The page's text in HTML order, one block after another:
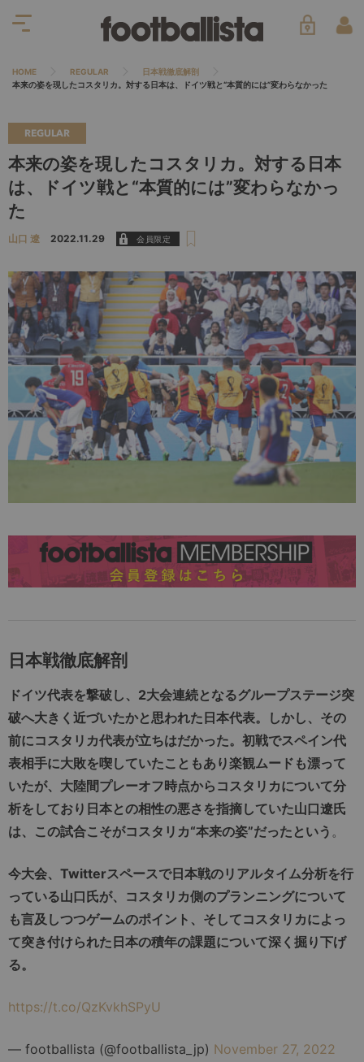
HOME REGULAR
日本戦徹底解剖
本来の姿を現したコスタリカ。対する日本は、ドイツ戦と“本質的には”変わらなかった
REGULAR
本来の姿を現したコスタリカ。対する日本
は、ドイツ戦と“本質的には”変わらなかっ
た
山口 遼 2022.11.29
日本戦徹底解剖
ドイツ代表を撃破し、2大会連続となるグループステージ突
破へ大きく近づいたかと思われた日本代表。しかし、その
前にコスタリカ代表が立ちはだかった。初戦でスペイン代
表相手に大敗を喫していたこともあり楽観ムードも漂って
いたが、大陸間プレーオフ時点からコスタリカについて分
析をしており日本との相性の悪さを指摘していた山口遼氏
は、この試合こそがコスタリカ“本来の姿”だったという 。
今大会、Twitterスペースで日本戦のリアルタイム分析を行
っている山口氏が、コスタリカ側のプランニングについて
も言及しつつゲームのポイント、そしてコスタリカによっ
て突き付けられた日本の積年の課題について深く掘り下げ
る。
https://t.co/QzKvkhSPyU
— footballista (@footballista_jp) November 27, 2022